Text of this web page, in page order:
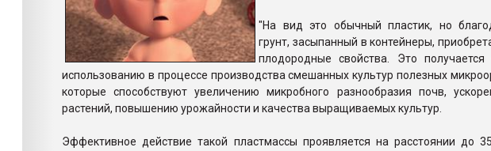
"На вид это обычный пластик, но
грунт, засыпанный в контейнеры,
плодородные свойства. Это получается
использованию в процессе производства смешанных культур полезных
которые способствуют увеличению микробного разнообразия почв,
растений, повышению урожайности и качества выращиваемых культур.
Эффективное действие такой пластмассы проявляется на расстоянии до